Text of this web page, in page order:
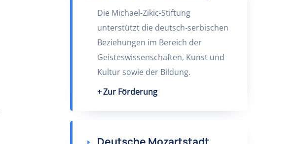
Die Michael-Zikic-Stiftung
unterstützt die deutsch-serbischen
Beziehungen im Bereich der
Geisteswissenschaften, Kunst und
Kultur sowie der Bildung.
Zur Förderung